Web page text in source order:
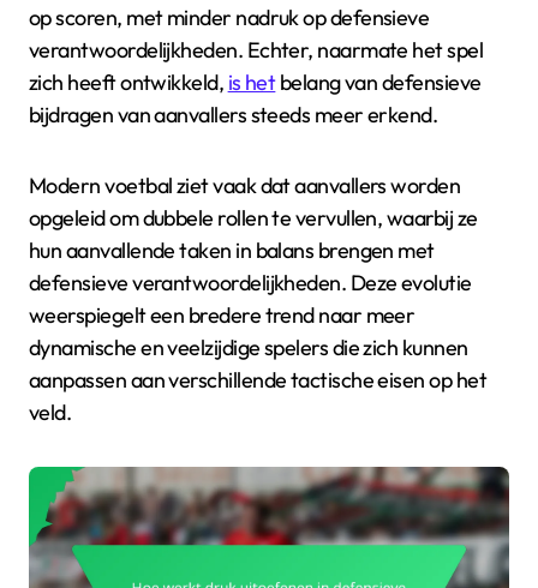
op scoren, met minder nadruk op defensieve
verantwoordelijkheden. Echter, naarmate het spel
zich heeft ontwikkeld, is hetbelang van defensieve
bijdragen van aanvallers steeds meer erkend.
Modern voetbal ziet vaak dat aanvallers worden
opgeleid om dubbele rollen te vervullen, waarbij ze
hun aanvallende taken in balans brengen met
defensieve verantwoordelijkheden. Deze evolutie
weerspiegelt een bredere trend naar meer
dynamische en veelzijdige spelers die zich kunnen
aanpassen aan verschillende tactische eisen op het
veld.